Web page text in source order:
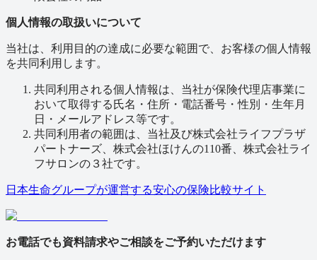
個人情報の取扱いについて
当社は、利用目的の達成に必要な範囲で、お客様の個人情報
を共同利用します。
共同利用される個人情報は、当社が保険代理店事業に
おいて取得する氏名・住所・電話番号・性別・生年月
日・メールアドレス等です。
共同利用者の範囲は、当社及び株式会社ライフプラザ
パートナーズ、株式会社ほけんの110番、株式会社ライ
フサロンの３社です。
日本生命グループが運営する安心の保険⽐較サイト
お電話でも資料請求やご相談をご予約いただけます